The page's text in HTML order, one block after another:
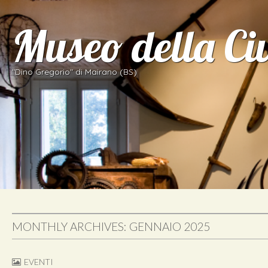
Museo della
"Dino Gregorio" di Mairano (BS)
MONTHLY ARCHIVES: GENNAIO 2025
EVENTI